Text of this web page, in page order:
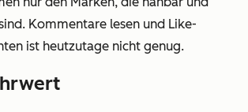
Kommentare lesen und Like-
ist heutzutage nicht genug.